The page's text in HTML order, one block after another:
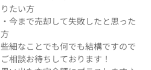
りたい方
・今まで売却して失敗したと思った
方
些細なことでも何でも結構ですので
ご相談お待ちしております！